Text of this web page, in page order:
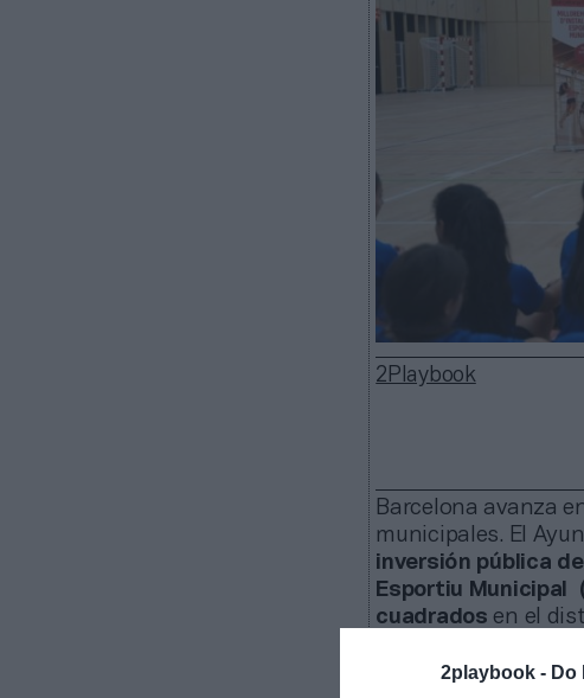
2playbook - Do
2Playbook
Barcelona avanza
municipales. El
inversión pública
Esportiu Municipal
cuadrados en el
Se prevé que